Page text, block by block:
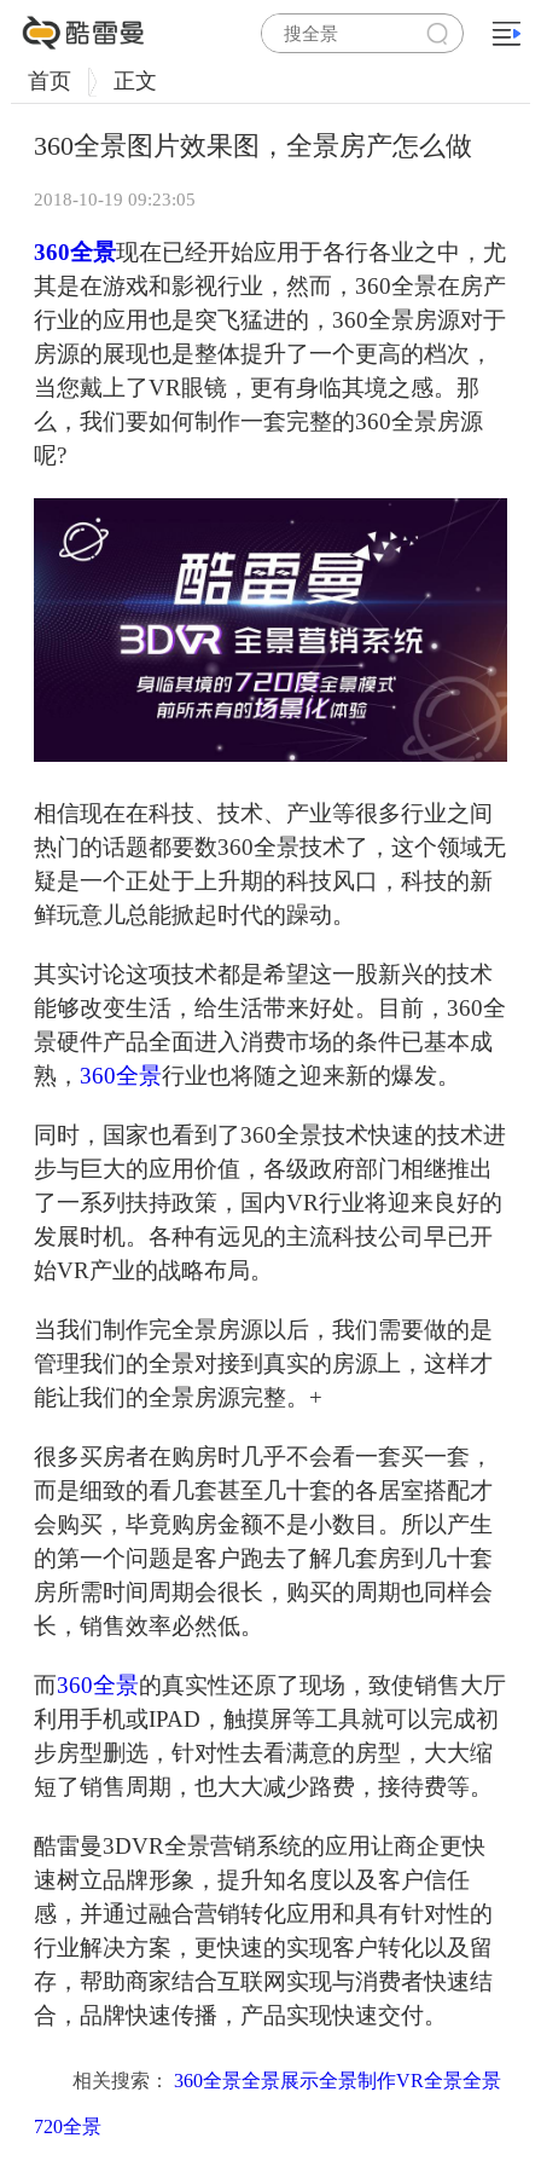
首页 正文
360全景图片效果图，全景房产怎么做
2018-10-19 09:23:05
360全景现在已经开始应用于各行各业之中，尤
其是在游戏和影视行业，然而，360全景在房产
行业的应用也是突飞猛进的，360全景房源对于
房源的展现也是整体提升了一个更高的档次，
当您戴上了VR眼镜，更有身临其境之感。那
么，我们要如何制作一套完整的360全景房源
呢?
相信现在在科技、技术、产业等很多行业之间
热门的话题都要数360全景技术了，这个领域无
疑是一个正处于上升期的科技风口，科技的新
鲜玩意儿总能掀起时代的躁动。
其实讨论这项技术都是希望这一股新兴的技术
能够改变生活，给生活带来好处。目前，360全
景硬件产品全面进入消费市场的条件已基本成
熟， 360全景行业也将随之迎来新的爆发。
同时，国家也看到了360全景技术快速的技术进
步与巨大的应用价值，各级政府部门相继推出
了一系列扶持政策，国内VR行业将迎来良好的
发展时机。各种有远见的主流科技公司早已开
始VR产业的战略布局。
当我们制作完全景房源以后，我们需要做的是
管理我们的全景对接到真实的房源上，这样才
能让我们的全景房源完整。+
很多买房者在购房时几乎不会看一套买一套，
而是细致的看几套甚至几十套的各居室搭配才
会购买，毕竟购房金额不是小数目。所以产生
的第一个问题是客户跑去了解几套房到几十套
房所需时间周期会很长，购买的周期也同样会
长，销售效率必然低。
而360全景的真实性还原了现场，致使销售大厅
利用手机或IPAD，触摸屏等工具就可以完成初
步房型删选，针对性去看满意的房型，大大缩
短了销售周期，也大大减少路费，接待费等。
酷雷曼3DVR全景营销系统的应用让商企更快
速树立品牌形象，提升知名度以及客户信任
感，并通过融合营销转化应用和具有针对性的
行业解决方案，更快速的实现客户转化以及留
存，帮助商家结合互联网实现与消费者快速结
合，品牌快速传播，产品实现快速交付。
相关搜索： 360全景全景展示全景制作VR全景全景
720全景